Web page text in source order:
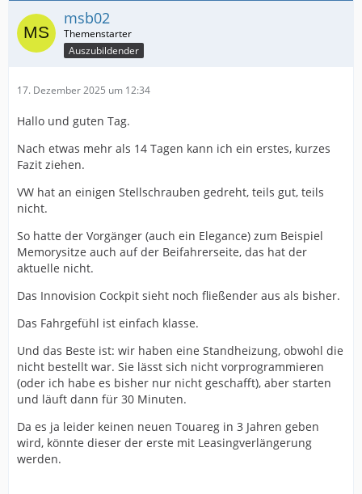
msb02
Auszubildender
17. Dezember 2025 um 12:34
Hallo und guten Tag.
Nach etwas mehr als 14 Tagen kann ich ein erstes, kurzes
Fazit ziehen.
VW hat an einigen Stellschrauben gedreht, teils gut, teils
nicht.
So hatte der Vorgänger (auch ein Elegance) zum Beispiel
Memorysitze auch auf der Beifahrerseite, das hat der
aktuelle nicht.
Das Innovision Cockpit sieht noch fließender aus als bisher.
Das Fahrgefühl ist einfach klasse.
Und das Beste ist: wir haben eine Standheizung, obwohl die
nicht bestellt war. Sie lässt sich nicht vorprogrammieren
(oder ich habe es bisher nur nicht geschafft), aber starten
und läuft dann für 30 Minuten.
Da es ja leider keinen neuen Touareg in 3 Jahren geben
wird, könnte dieser der erste mit Leasingverlängerung
werden.